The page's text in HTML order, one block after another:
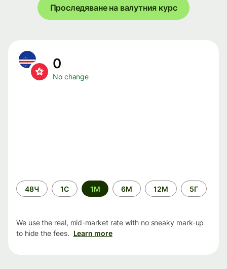
Проследяване на валутния курс
0
No change
Time
period
48Ч 1С 1М 6М 12М 5Г
We use the real, mid-market rate with no sneaky mark-up
to hide the fees. Learn more